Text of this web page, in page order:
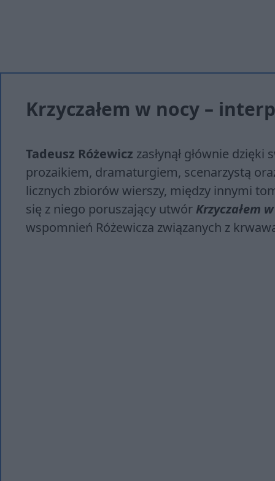
Krzyczałem w nocy –
Tadeusz Różewicz zasłynął głównie
prozaikiem, dramaturgiem, scenarzystą
licznych zbiorów wierszy, między innymi
się z niego poruszający utwór Krzyczałem
wspomnień Różewicza związanych z